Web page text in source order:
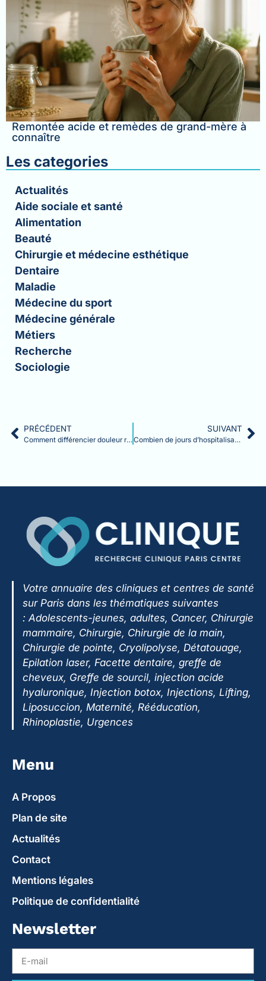
Remontée acide et remèdes de grand-mère à
connaître
Les categories
Actualités
Aide sociale et santé
Alimentation
Beauté
Chirurgie et médecine esthétique
Dentaire
Maladie
Médecine du sport
Médecine générale
Métiers
Recherche
Sociologie
PRÉCÉDENT
Comment différencier douleur rein et dos : reconnaître les signes qui ne trompent pas
SUIVANT
Combien de jours d’hospitalisation après une opération pour anévrisme de l’aorte abdominale ?
Votre annuaire des cliniques et centres de santé
sur Paris dans les thématiques suivantes
: Adolescents-jeunes, adultes, Cancer, Chirurgie
mammaire, Chirurgie, Chirurgie de la main,
Chirurgie de pointe, Cryolipolyse, Détatouage,
Epilation laser, Facette dentaire, greffe de
cheveux, Greffe de sourcil, injection acide
hyaluronique, Injection botox, Injections, Lifting,
Liposuccion, Maternité, Rééducation,
Rhinoplastie, Urgences
Menu
A Propos
Plan de site
Actualités
Contact
Mentions légales
Politique de confidentialité
Newsletter